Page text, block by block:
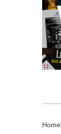
Home